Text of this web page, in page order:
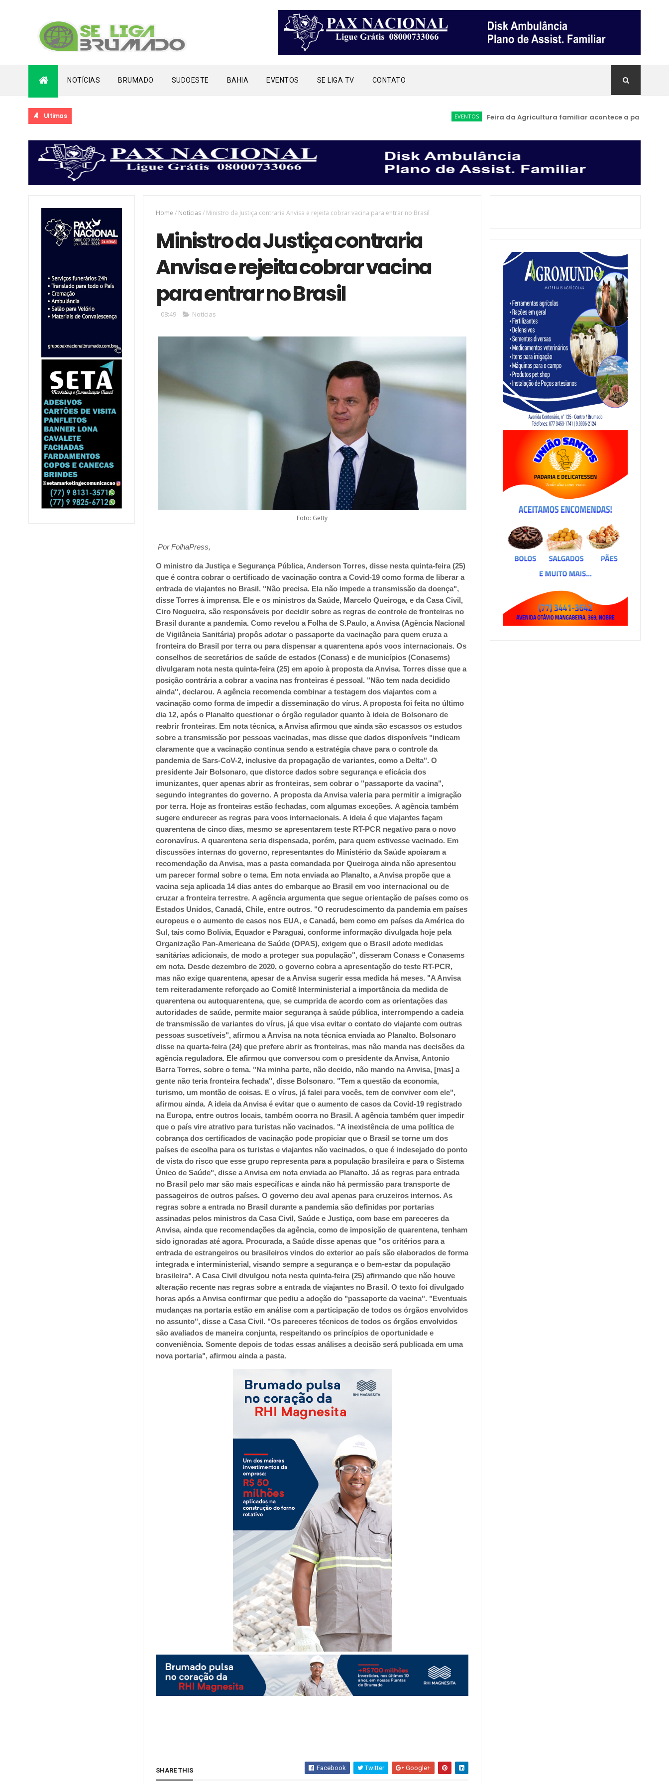
NOTÍCIAS BRUMADO SUDOESTE BAHIA EVENTOS SE LIGA TV CONTATO
Ultimas
Feira da Agricultura familiar acontece a partir de sábado
Home / Notícias/ Ministro da Justiça contraria Anvisa e rejeita cobrar vacina para entrar no Brasil
Ministro da Justiça contraria
Anvisa e rejeita cobrar vacina
para entrar no Brasil
08:49 Notícias
Foto: Getty
Por FolhaPress,
O ministro da Justiça e Segurança Pública, Anderson Torres, disse nesta quinta-feira (25)
que é contra cobrar o certificado de vacinação contra a Covid-19 como forma de liberar a
entrada de viajantes no Brasil. "Não precisa. Ela não impede a transmissão da doença",
disse Torres à imprensa. Ele e os ministros da Saúde, Marcelo Queiroga, e da Casa Civil,
Ciro Nogueira, são responsáveis por decidir sobre as regras de controle de fronteiras no
Brasil durante a pandemia.Como revelou a Folha de S.Paulo, a Anvisa (Agência Nacional
de Vigilância Sanitária) propôs adotar o passaporte da vacinação para quem cruza a
fronteira do Brasil por terra ou para dispensar a quarentena após voos internacionais.Os
conselhos de secretários de saúde de estados (Conass) e de municípios (Conasems)
divulgaram nota nesta quinta-feira (25) em apoio à proposta da Anvisa.Torres disse que a
posição contrária a cobrar a vacina nas fronteiras é pessoal. "Não tem nada decidido
ainda", declarou. A agência recomenda combinar a testagem dos viajantes com a
vacinação como forma de impedir a disseminação do vírus. A proposta foi feita no último
dia 12, após o Planalto questionar o órgão regulador quanto à ideia de Bolsonaro de
reabrir fronteiras. Em nota técnica, a Anvisa afirmou que ainda são escassos os estudos
sobre a transmissão por pessoas vacinadas, mas disse que dados disponíveis "indicam
claramente que a vacinação continua sendo a estratégia chave para o controle da
pandemia de Sars-CoV-2, inclusive da propagação de variantes, como a Delta".O
presidente Jair Bolsonaro, que distorce dados sobre segurança e eficácia dos
imunizantes, quer apenas abrir as fronteiras, sem cobrar o "passaporte da vacina",
segundo integrantes do governo. A proposta da Anvisa valeria para permitir a imigração
por terra. Hoje as fronteiras estão fechadas, com algumas exceções. A agência também
sugere endurecer as regras para voos internacionais. A ideia é que viajantes façam
quarentena de cinco dias, mesmo se apresentarem teste RT-PCR negativo para o novo
coronavírus. A quarentena seria dispensada, porém, para quem estivesse vacinado. Em
discussões internas do governo, representantes do Ministério da Saúde apoiaram a
recomendação da Anvisa, mas a pasta comandada por Queiroga ainda não apresentou
um parecer formal sobre o tema. Em nota enviada ao Planalto, a Anvisa propõe que a
vacina seja aplicada 14 dias antes do embarque ao Brasil em voo internacional ou de
cruzar a fronteira terrestre. A agência argumenta que segue orientação de países como os
Estados Unidos, Canadá, Chile, entre outros. "O recrudescimento da pandemia em países
europeus e o aumento de casos nos EUA, e Canadá, bem como em países da América do
Sul, tais como Bolívia, Equador e Paraguai, conforme informação divulgada hoje pela
Organização Pan-Americana de Saúde (OPAS), exigem que o Brasil adote medidas
sanitárias adicionais, de modo a proteger sua população", disseram Conass e Conasems
em nota. Desde dezembro de 2020, o governo cobra a apresentação do teste RT-PCR,
mas não exige quarentena, apesar de a Anvisa sugerir essa medida há meses. "A Anvisa
tem reiteradamente reforçado ao Comitê Interministerial a importância da medida de
quarentena ou autoquarentena, que, se cumprida de acordo com as orientações das
autoridades de saúde, permite maior segurança à saúde pública, interrompendo a cadeia
de transmissão de variantes do vírus, já que visa evitar o contato do viajante com outras
pessoas suscetíveis", afirmou a Anvisa na nota técnica enviada ao Planalto. Bolsonaro
disse na quarta-feira (24) que prefere abrir as fronteiras, mas não manda nas decisões da
agência reguladora. Ele afirmou que conversou com o presidente da Anvisa, Antonio
Barra Torres, sobre o tema. "Na minha parte, não decido, não mando na Anvisa, [mas] a
gente não teria fronteira fechada", disse Bolsonaro. "Tem a questão da economia,
turismo, um montão de coisas. E o vírus, já falei para vocês, tem de conviver com ele",
afirmou ainda. A ideia da Anvisa é evitar que o aumento de casos da Covid-19 registrado
na Europa, entre outros locais, também ocorra no Brasil. A agência também quer impedir
que o país vire atrativo para turistas não vacinados. "A inexistência de uma política de
cobrança dos certificados de vacinação pode propiciar que o Brasil se torne um dos
países de escolha para os turistas e viajantes não vacinados, o que é indesejado do ponto
de vista do risco que esse grupo representa para a população brasileira e para o Sistema
Único de Saúde", disse a Anvisa em nota enviada ao Planalto. Já as regras para entrada
no Brasil pelo mar são mais específicas e ainda não há permissão para transporte de
passageiros de outros países. O governo deu aval apenas para cruzeiros internos. As
regras sobre a entrada no Brasil durante a pandemia são definidas por portarias
assinadas pelos ministros da Casa Civil, Saúde e Justiça, com base em pareceres da
Anvisa, ainda que recomendações da agência, como de imposição de quarentena, tenham
sido ignoradas até agora. Procurada, a Saúde disse apenas que "os critérios para a
entrada de estrangeiros ou brasileiros vindos do exterior ao país são elaborados de forma
integrada e interministerial, visando sempre a segurança e o bem-estar da população
brasileira". A Casa Civil divulgou nota nesta quinta-feira (25) afirmando que não houve
alteração recente nas regras sobre a entrada de viajantes no Brasil. O texto foi divulgado
horas após a Anvisa confirmar que pediu a adoção do "passaporte da vacina". "Eventuais
mudanças na portaria estão em análise com a participação de todos os órgãos envolvidos
no assunto", disse a Casa Civil. "Os pareceres técnicos de todos os órgãos envolvidos
são avaliados de maneira conjunta, respeitando os princípios de oportunidade e
conveniência. Somente depois de todas essas análises a decisão será publicada em uma
nova portaria", afirmou ainda a pasta.
SHARE THIS Facebook Twitter Google+